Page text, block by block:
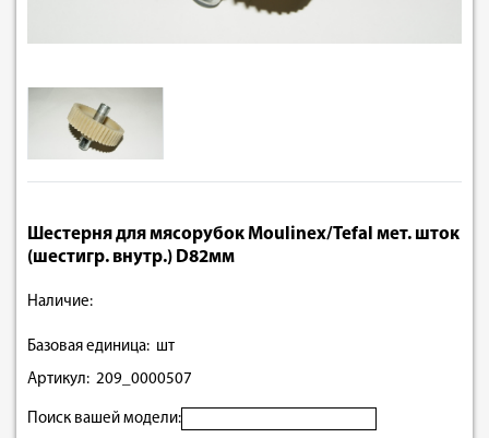
Шестерня для мясорубок Moulinex/Tefal мет. шток
(шестигр. внутр.) D82мм
Наличие:
Базовая единица: шт
Артикул: 209_0000507
Поиск вашей модели: